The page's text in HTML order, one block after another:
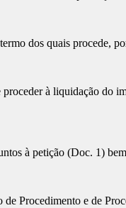
dos quais procede,
à liquidação do
à petição (Doc. 1)
Procedimento e de